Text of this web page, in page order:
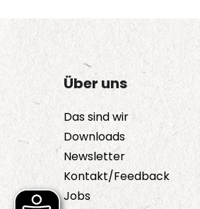
Über uns
Das sind wir
Downloads
Newsletter
Kontakt/Feedback
Jobs